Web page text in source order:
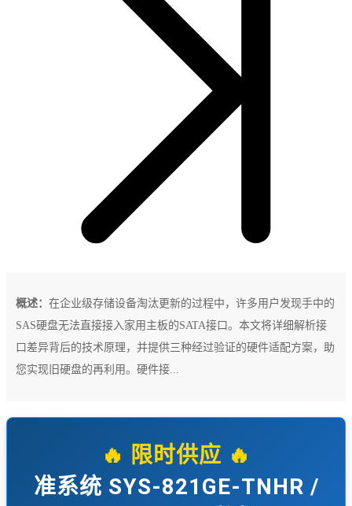
概述： 在企业级存储设备淘汰更新的过程中，许多用户发现手中的
SAS硬盘无法直接接入家用主板的SATA接口。本文将详细解析接
口差异背后的技术原理，并提供三种经过验证的硬件适配方案，助
您实现旧硬盘的再利用。硬件接...
🔥 限时供应 🔥
准系统 SYS-821GE-TNHR /